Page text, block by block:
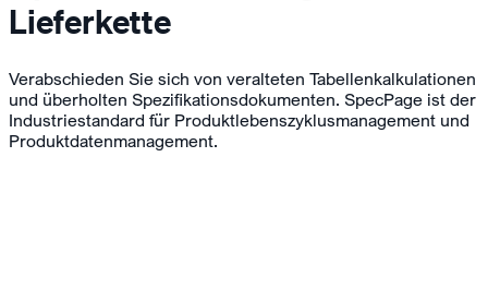
Lieferkette
Verabschieden Sie sich von veralteten Tabellenkalkulationen
und überholten Spezifikationsdokumenten. SpecPage ist der
Industriestandard für Produktlebenszyklusmanagement und
Produktdatenmanagement.